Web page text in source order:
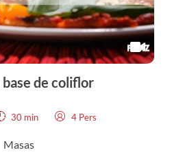
base de coliflor
30 min 4 Pers
Masas